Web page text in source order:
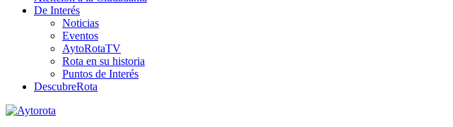
De Interés
Noticias
Eventos
AytoRotaTV
Rota en su historia
Puntos de Interés
DescubreRota